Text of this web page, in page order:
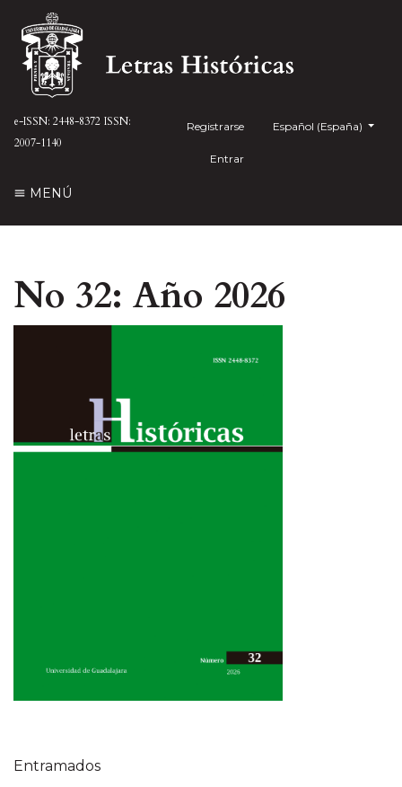
e-ISSN: 2448-8372 ISSN:
2007-1140
Registrarse
Entrar
Español (España)
MENÚ
No 32: Año 2026
Entramados